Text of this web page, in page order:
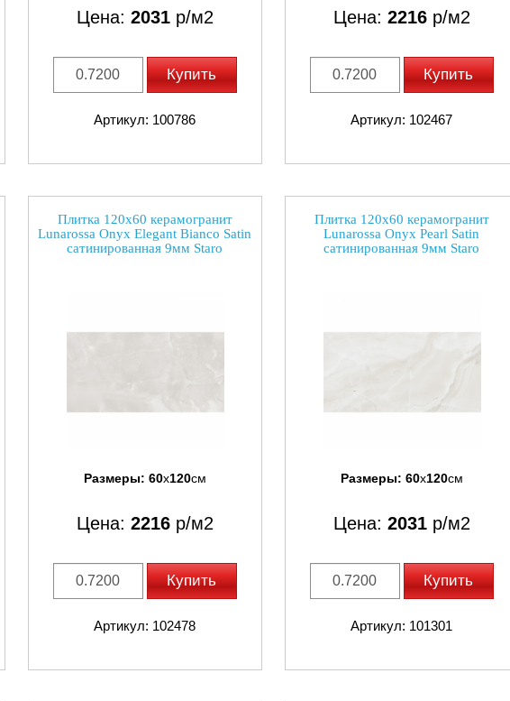
Цена: 2031р/м2
Купить
Артикул: 100786
Цена: 2216р/м2
Купить
Артикул: 102467
Плитка 120x60 керамогранит
Lunarossa Onyx Elegant Bianco Satin
сатинированная 9мм Staro
Размеры: 60x120см
Цена: 2216р/м2
Купить
Артикул: 102478
Плитка 120x60 керамогранит
Lunarossa Onyx Pearl Satin
сатинированная 9мм Staro
Размеры: 60x120см
Цена: 2031р/м2
Купить
Артикул: 101301